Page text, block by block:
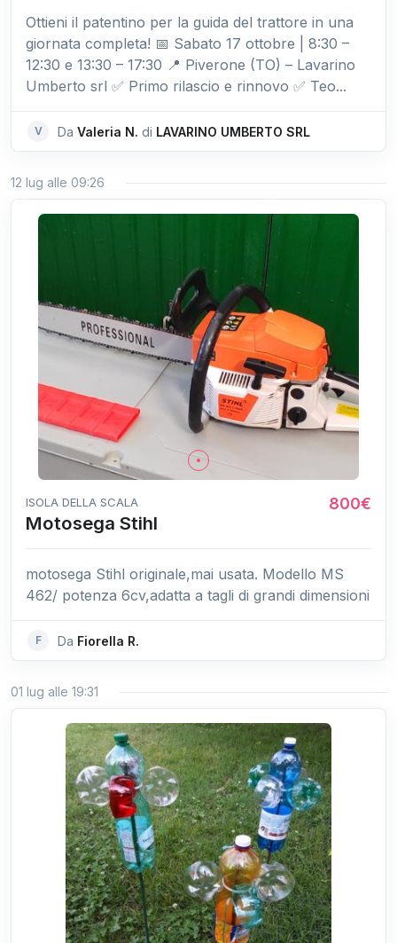
Ottieni il patentino per la guida del trattore in una
giornata completa! 📅 Sabato 17 ottobre | 8:30 –
12:30 e 13:30 – 17:30 📍 Piverone (TO) – Lavarino
Umberto srl ✅ Primo rilascio e rinnovo ✅ Teo...
V Da Valeria N. di LAVARINO UMBERTO SRL
12 lug alle 09:26
ISOLA DELLA SCALA 800€
Motosega Stihl
motosega Stihl originale,mai usata. Modello MS
462/ potenza 6cv,adatta a tagli di grandi dimensioni
F Da Fiorella R.
01 lug alle 19:31